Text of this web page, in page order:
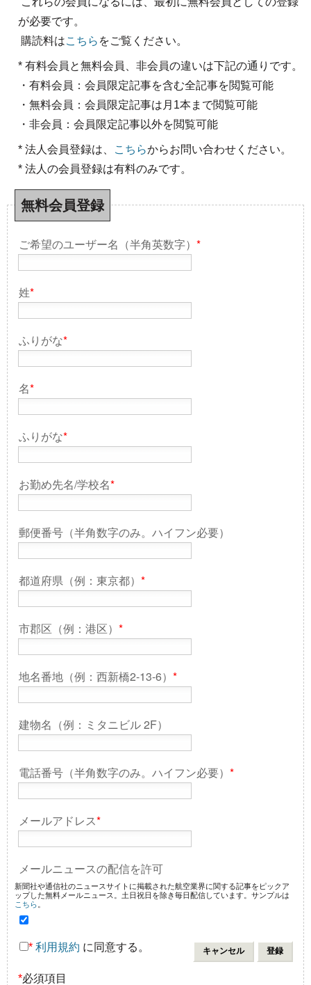
が必要です。
購読料はこちら をご覧ください。
* 有料会員と無料会員、非会員の違いは下記の通りです。
・有料会員：会員限定記事を含む全記事を閲覧可能
・無料会員：会員限定記事は月1本まで閲覧可能
・非会員：会員限定記事以外を閲覧可能
* 法人会員登録は、 こちらからお問い合わせください。
* 法人の会員登録は有料のみです。
無料会員登録
ご希望のユーザー名（半角英数字） *
姓*
ふりがな*
名*
ふりがな*
お勤め先名/学校名*
郵便番号（半角数字のみ。ハイフン必要）
都道府県（例：東京都） *
市郡区（例：港区） *
地名番地（例：西新橋2-13-6） *
建物名（例：ミタニビル 2F）
電話番号（半角数字のみ。ハイフン必要） *
メールアドレス*
メールニュースの配信を許可
新聞社や通信社のニュースサイトに掲載された航空業界に関する記事をピックア
ップした無料メールニュース。土日祝日を除き毎日配信しています。サンプルは
こちら
* 利用規約 に同意する。
*必須項目